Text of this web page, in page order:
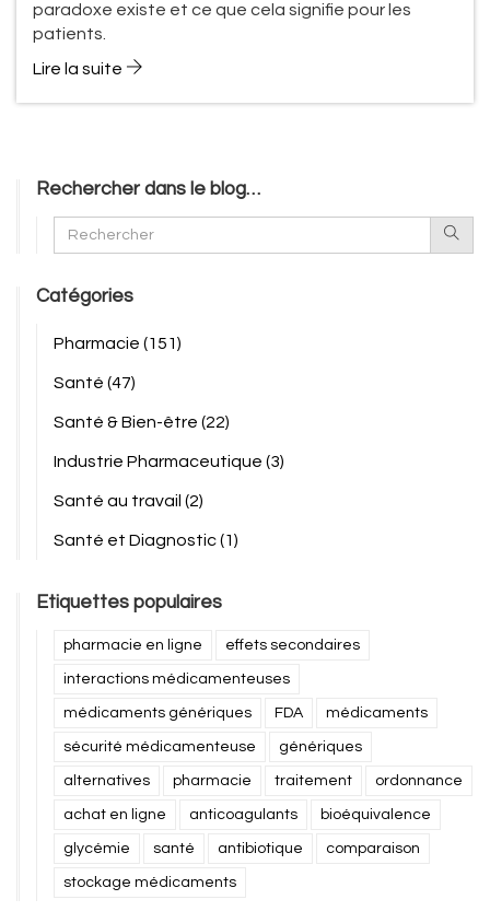
paradoxe existe et ce que cela signifie pour les
patients.
Lire la suite
Rechercher dans le blog…
Catégories
Pharmacie (151)
Santé (47)
Santé & Bien-être (22)
Industrie Pharmaceutique (3)
Santé au travail (2)
Santé et Diagnostic(1)
Etiquettes populaires
pharmacie en ligne effets secondaires
interactions médicamenteuses
médicaments génériques FDA médicaments
sécurité médicamenteuse génériques
alternatives pharmacie traitement ordonnance
achat en ligne anticoagulants bioéquivalence
glycémie santé antibiotique comparaison
stockage médicaments